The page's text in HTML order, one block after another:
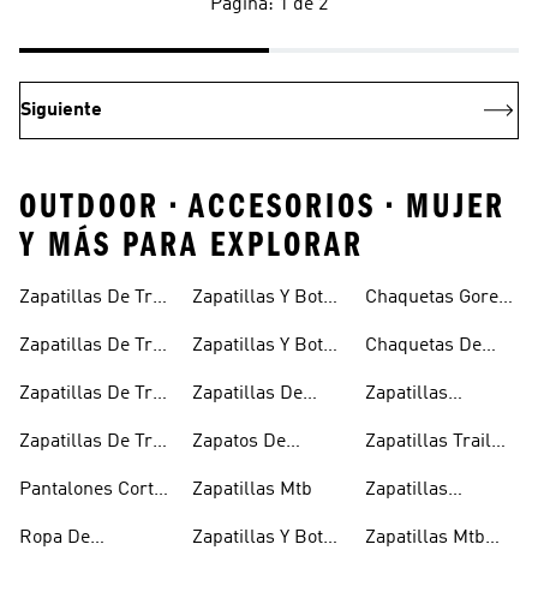
Página: 1 de 2
Siguiente
OUTDOOR • ACCESORIOS • MUJER
Y MÁS PARA EXPLORAR
Zapatillas De Trail
Zapatillas De Trail
Impermeables
Zapatillas De Trail
Hombre
Zapatillas De Trail
Mujer
Pantalones Cortos
Running
Ropa De
Zapatillas Y Botas
Zapatillas Y Botas
Para Hombre
Zapatillas De
Mujer
Zapatos De
Zapatillas Mtb
Zapatillas Y Botas
Chaquetas Gore-
Chaquetas De
Zapatillas
Zapatillas Trail
Zapatillas
Zapatillas Mtb